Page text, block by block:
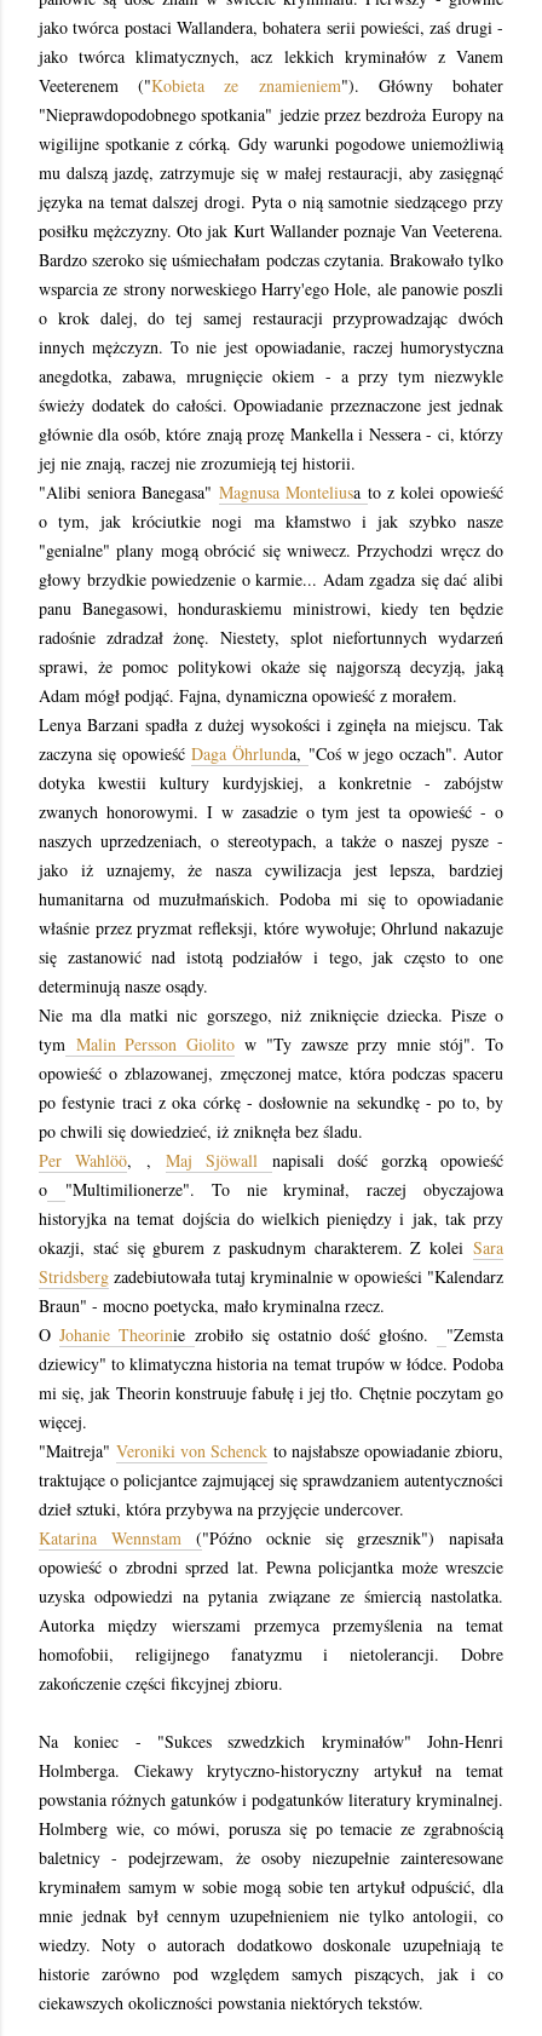
jako twórca postaci Wallandera, bohatera serii powieści, zaś drugi -
jako twórca klimatycznych, acz lekkich kryminałów z Vanem
Veeterenem ("Kobieta ze znamieniem"). Główny bohater
"Nieprawdopodobnego spotkania" jedzie przez bezdroża Europy na
wigilijne spotkanie z córką. Gdy warunki pogodowe uniemożliwią
mu dalszą jazdę, zatrzymuje się w małej restauracji, aby zasięgnąć
języka na temat dalszej drogi. Pyta o nią samotnie siedzącego przy
posiłku mężczyzny. Oto jak Kurt Wallander poznaje Van Veeterena.
Bardzo szeroko się uśmiechałam podczas czytania. Brakowało tylko
wsparcia ze strony norweskiego Harry'ego Hole, ale panowie poszli
o krok dalej, do tej samej restauracji przyprowadzając dwóch
innych mężczyzn. To nie jest opowiadanie, raczej humorystyczna
anegdotka, zabawa, mrugnięcie okiem - a przy tym niezwykle
świeży dodatek do całości. Opowiadanie przeznaczone jest jednak
głównie dla osób, które znają prozę Mankella i Nessera - ci, którzy
jej nie znają, raczej nie zrozumieją tej historii.
"Alibi seniora Banegasa" Magnusa Monteliusa to z kolei opowieść
o tym, jak króciutkie nogi ma kłamstwo i jak szybko nasze
"genialne" plany mogą obrócić się wniwecz. Przychodzi wręcz do
głowy brzydkie powiedzenie o karmie... Adam zgadza się dać alibi
panu Banegasowi, honduraskiemu ministrowi, kiedy ten będzie
radośnie zdradzał żonę. Niestety, splot niefortunnych wydarzeń
sprawi, że pomoc politykowi okaże się najgorszą decyzją, jaką
Adam mógł podjąć. Fajna, dynamiczna opowieść z morałem.
Lenya Barzani spadła z dużej wysokości i zginęła na miejscu. Tak
zaczyna się opowieśćDaga Öhrlunda, "Coś w jego oczach". Autor
dotyka kwestii kultury kurdyjskiej, a konkretnie - zabójstw
zwanych honorowymi. I w zasadzie o tym jest ta opowieść - o
naszych uprzedzeniach, o stereotypach, a także o naszej pysze -
jako iż uznajemy, że nasza cywilizacja jest lepsza, bardziej
humanitarna od muzułmańskich. Podoba mi się to opowiadanie
właśnie przez pryzmat refleksji, które wywołuje; Ohrlund nakazuje
się zastanowić nad istotą podziałów i tego, jak często to one
determinują nasze osądy.
Nie ma dla matki nic gorszego, niż zniknięcie dziecka. Pisze o
tym Malin Persson Giolitow "Ty zawsze przy mnie stój". To
opowieść o zblazowanej, zmęczonej matce, która podczas spaceru
po festynie traci z oka córkę - dosłownie na sekundkę - po to, by
po chwili się dowiedzieć, iż zniknęła bez śladu.
Per Wahlöö, , Maj Sjöwall
napisali dość gorzką opowieść
o
"Multimilionerze". To nie kryminał, raczej obyczajowa
historyjka na temat dojścia do wielkich pieniędzy i jak, tak przy
okazji, stać się gburem z paskudnym charakterem. Z kolei Sara
Stridsberg zadebiutowała tutaj kryminalnie w opowieści "Kalendarz
Braun" - mocno poetycka, mało kryminalna rzecz.
O Johanie Theorinie zrobiło się ostatnio dość głośno.
"Zemsta
dziewicy" to klimatyczna historia na temat trupów w łódce. Podoba
mi się, jak Theorin konstruuje fabułę i jej tło. Chętnie poczytam go
więcej.
"Maitreja" Veroniki von Schenck to najsłabsze opowiadanie zbioru,
traktujące o policjantce zajmującej się sprawdzaniem autentyczności
dzieł sztuki, która przybywa na przyjęcie undercover.
Katarina Wennstam("Późno ocknie się grzesznik") napisała
opowieść o zbrodni sprzed lat. Pewna policjantka może wreszcie
uzyska odpowiedzi na pytania związane ze śmiercią nastolatka.
Autorka między wierszami przemyca przemyślenia na temat
homofobii, religijnego fanatyzmu i nietolerancji. Dobre
zakończenie części fikcyjnej zbioru.
Na koniec - "Sukces szwedzkich kryminałów" John-Henri
Holmberga. Ciekawy krytyczno-historyczny artykuł na temat
powstania różnych gatunków i podgatunków literatury kryminalnej.
Holmberg wie, co mówi, porusza się po temacie ze zgrabnością
baletnicy - podejrzewam, że osoby niezupełnie zainteresowane
kryminałem samym w sobie mogą sobie ten artykuł odpuścić, dla
mnie jednak był cennym uzupełnieniem nie tylko antologii, co
wiedzy. Noty o autorach dodatkowo doskonale uzupełniają te
historie zarówno pod względem samych piszących, jak i co
ciekawszych okoliczności powstania niektórych tekstów.